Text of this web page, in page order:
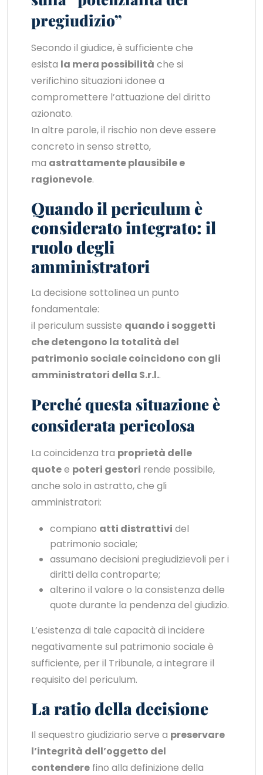
pregiudizio”
Secondo il giudice, è sufficiente che
esista la mera possibilità che si
verifichino situazioni idonee a
compromettere l’attuazione del diritto
azionato.
In altre parole, il rischio non deve essere
concreto in senso stretto,
ma astrattamente plausibile e
ragionevole.
Quando il periculum è
considerato integrato: il
ruolo degli
amministratori
La decisione sottolinea un punto
fondamentale:
il periculum sussiste quando i soggetti
che detengono la totalità del
patrimonio sociale coincidono con gli
amministratori della S.r.l..
Perché questa situazione è
considerata pericolosa
La coincidenza tra proprietà delle
quotee poteri gestori rende possibile,
anche solo in astratto, che gli
amministratori:
compiano atti distrattivi del
patrimonio sociale;
assumano decisioni pregiudizievoli per i
diritti della controparte;
alterino il valore o la consistenza delle
quote durante la pendenza del giudizio.
L’esistenza di tale capacità di incidere
negativamente sul patrimonio sociale è
sufficiente, per il Tribunale, a integrare il
requisito del periculum.
La ratio della decisione
Il sequestro giudiziario serve a preservare
l’integrità dell’oggetto del
contendere fino alla definizione della